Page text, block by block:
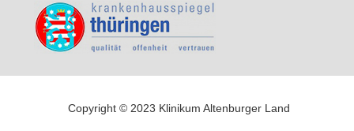
Copyright © 2023 Klinikum Altenburger Land